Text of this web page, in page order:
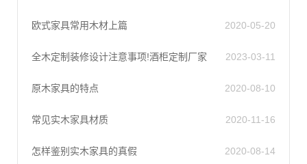
欧式家具常用木材上篇 2020-05-20
全木定制装修设计注意事项!酒柜定制厂家 2023-03-11
原木家具的特点 2020-08-10
常见实木家具材质 2020-11-16
怎样鉴别实木家具的真假 2020-08-14